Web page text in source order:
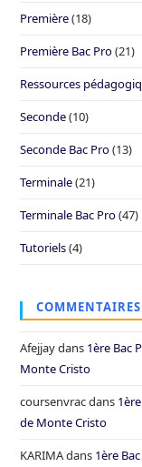
Première(18)
Première Bac Pro(21)
Ressources
Seconde(10)
Seconde Bac Pro(13)
Terminale(21)
Terminale Bac Pro(47)
Tutoriels(4)
Afejjaydans 1ère Bac
Monte Cristo
coursenvracdans
de Monte Cristo
KARIMAdans 1ère